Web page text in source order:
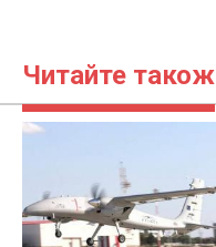
Читайте також